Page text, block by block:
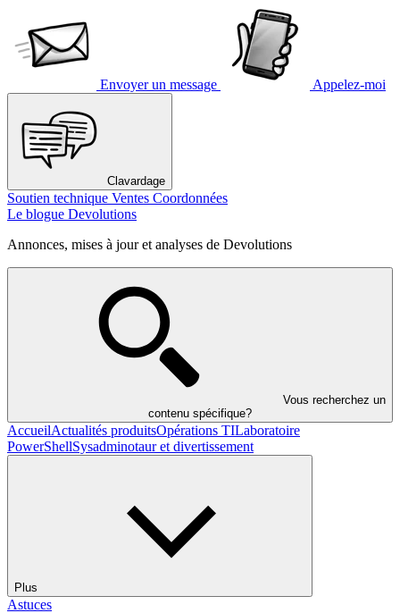
Envoyer un message Appelez-moi
Clavardage
Soutien technique Ventes Coordonnées
Le blogue Devolutions
Annonces, mises à jour et analyses de Devolutions
Vous recherchez un
contenu spécifique?
AccueilActualités produitsOpérations TILaboratoire
PowerShellSysadminotaur et divertissement
Plus
Astuces